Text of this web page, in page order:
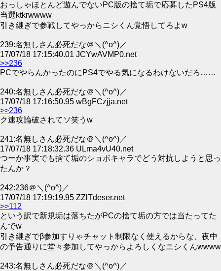
おっしゃほとんど遊んでないPC版の捨て垢で応募したPS4版
当選ktkrwwww
引き継ぎで参戦してやっからニシくん覚悟してろよw
239:名無しさん必死だな＠＼(^o^)／
17/07/18 17:15:40.01 JCYwAVMP0.net
>>236
PCでやらんかったのにPS4でやる気になるわけないだろ……
240:名無しさん必死だな＠＼(^o^)／
17/07/18 17:16:50.95 wBgFCzjja.net
>>236
ク速攻論破されてソ笑うw
241:名無しさん必死だな＠＼(^o^)／
17/07/18 17:18:32.36 ULma4vU40.net
つーか事実でも捨て垢のショボキャラでどう対抗しようと思っ
たんか？
242:236＠＼(^o^)／
17/07/18 17:19:19.95 ZZlTdeser.net
>>112
という訳で新規垢は落ちたがPCの捨て垢の方では当たってた
んでw
引き継ぎでβ参加すりゃチャット制限なく使えるからな、夜中
の予告通りに堂々参加してやっからよろしくなニシくんwwww
243:名無しさん必死だな＠＼(^o^)／